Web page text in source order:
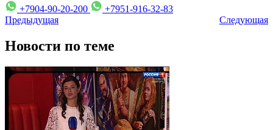
+7904-90-20-200
+7951-916-32-83
Предыдущая
Следующая
Новости по теме